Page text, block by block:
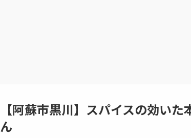
【阿蘇市黒川】スパイスの効い
ん